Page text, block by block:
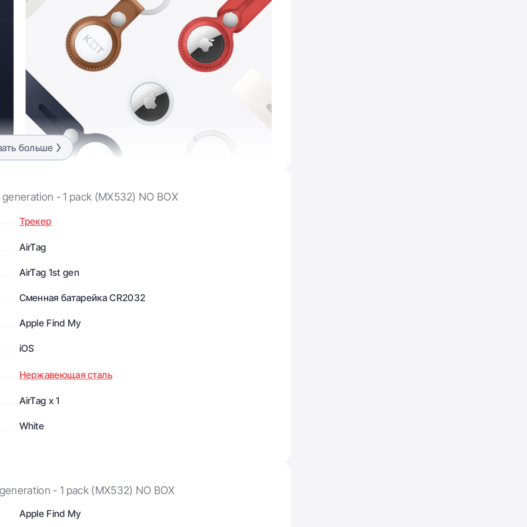
Например, кошелёк. Но когда к нему
по звуку благодаря встроенному динамику. Откройте
«Вещи» и включите на своём трекере звуковой сигнал.
он где‑то рядом — под диваном или в соседней
больше
- 1 pack (MX532) NO BOX
Трекер
AirTag
AirTag 1st gen
Сменная батарейка CR2032
Apple Find My
iOS
Нержавеющая сталь
AirTag x 1
White
- 1 pack (MX532) NO BOX
Apple Find My